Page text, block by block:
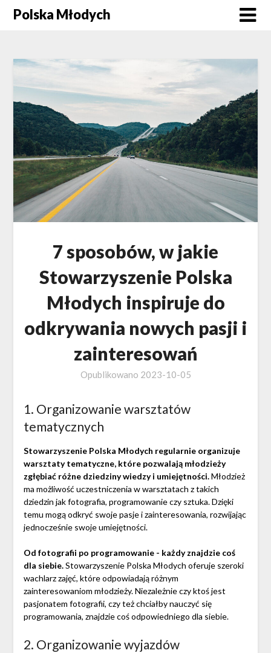
SkipPolska Młodych
7 sposobów, w jakie
Stowarzyszenie Polska
Młodych inspiruje do
odkrywania nowych pasji i
zainteresowań
Opublikowano 2023-10-05
1. Organizowanie warsztatów
tematycznych
Stowarzyszenie Polska Młodych regularnie organizuje
warsztaty tematyczne, które pozwalają młodzieży
zgłębiać różne dziedziny wiedzy i umiejętności.Młodzież
ma możliwość uczestniczenia w warsztatach z takich
dziedzin jak fotografia, programowanie czy sztuka. Dzięki
temu mogą odkryć swoje pasje i zainteresowania, rozwijając
jednocześnie swoje umiejętności.
Od fotografii po programowanie - każdy znajdzie coś
dla siebie.Stowarzyszenie Polska Młodych oferuje szeroki
wachlarz zajęć, które odpowiadają różnym
zainteresowaniom młodzieży. Niezależnie czy ktoś jest
pasjonatem fotografii, czy też chciałby nauczyć się
programowania, znajdzie coś odpowiedniego dla siebie.
2. Organizowanie wyjazdów